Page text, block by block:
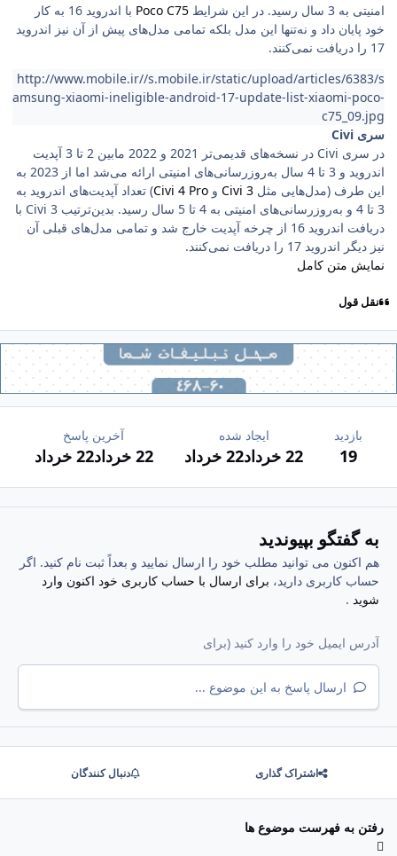
امنیتی به 3 سال رسید. در این شرایط
Poco C75
با اندروید 16 به کار
خود پایان داد و نه‌تنها این مدل بلکه تمامی مدل‌های پیش از آن نیز اندروید
17 را دریافت نمی‌کنند.
http://www.mobile.ir//s.mobile.ir/static/upload/articles/6383/s
amsung-xiaomi-ineligible-android-17-update-list-xiaomi-poco-
c75_09.jpg
سری Civi
در سری Civi در نسخه‌های قدیمی‌تر 2021 و 2022 مابین 2 تا 3 آپدیت
اندروید و 3 تا 4 سال به‌روزرسانی‌های امنیتی ارائه می‌شد اما از 2023 به
این طرف (مدل‌هایی مثل Civi 3 و Civi 4 Pro) تعداد آپدیت‌های اندروید به
3 تا 4 و به‌روزرسانی‌های امنیتی به 4 تا 5 سال رسید. بدین‌ترتیب Civi 3 با
دریافت اندروید 16 از چرخه آپدیت خارج شد و تمامی مدل‌های قبلی آن
نیز دیگر اندروید 17 را دریافت نمی‌کنند.
نمایش متن کامل
نقل قول
بازدید
19
ایجاد شده
22 خرداد 22 خرداد
آخرین پاسخ
22 خرداد 22 خرداد
به گفتگو بپیوندید
هم اکنون می توانید مطلب خود را ارسال نمایید و بعداً ثبت نام کنید. اگر
حساب کاربری دارید، برای ارسال با حساب کاربری خود اکنون وارد
شوید .
ارسال پاسخ به این موضوع ...
اشتراک گذاری دنبال کنندگان
رفتن به فهرست موضوع ها